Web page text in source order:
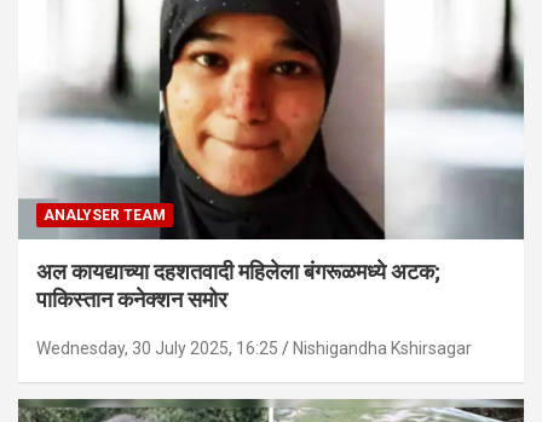
ANALYSER TEAM
अल कायद्याच्या दहशतवादी महिलेला बंगरूळमध्ये अटक;
पाकिस्तान कनेक्शन समोर
Wednesday, 30 July 2025, 16:25 Nishigandha Kshirsagar